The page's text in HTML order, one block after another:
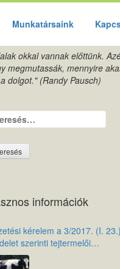
Munkatársaink
okkal vannak előttünk.
megmutassák, mennyire
dolgot." (Randy Pausch)
információk
kérelem a 3/2017. (I.
szerinti tejtermelői